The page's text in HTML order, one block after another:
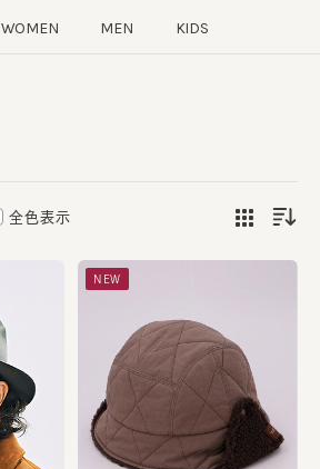
WOMEN MEN KIDS
全色表示
NEW